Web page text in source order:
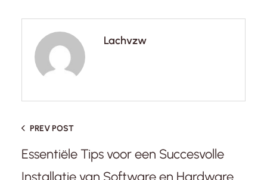
Lachvzw
PREV POST
Essentiële Tips voor een Succesvolle
Installatie van Software en Hardware